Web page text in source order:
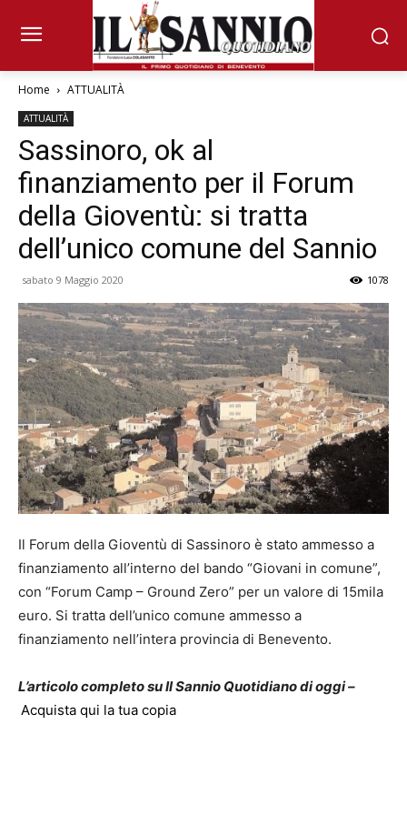
Home ATTUALITÀ
ATTUALITÀ
Sassinoro, ok al
finanziamento per il Forum
della Gioventù: si tratta
dell’unico comune del Sannio
sabato 9 Maggio 2020 1078
Il Forum della Gioventù di Sassinoro è stato ammesso a
finanziamento all’interno del bando “Giovani in comune”,
con “Forum Camp – Ground Zero” per un valore di 15mila
euro. Si tratta dell’unico comune ammesso a
finanziamento nell’intera provincia di Benevento.
L’articolo completo su Il Sannio Quotidiano di oggi –
Acquista qui la tua copia